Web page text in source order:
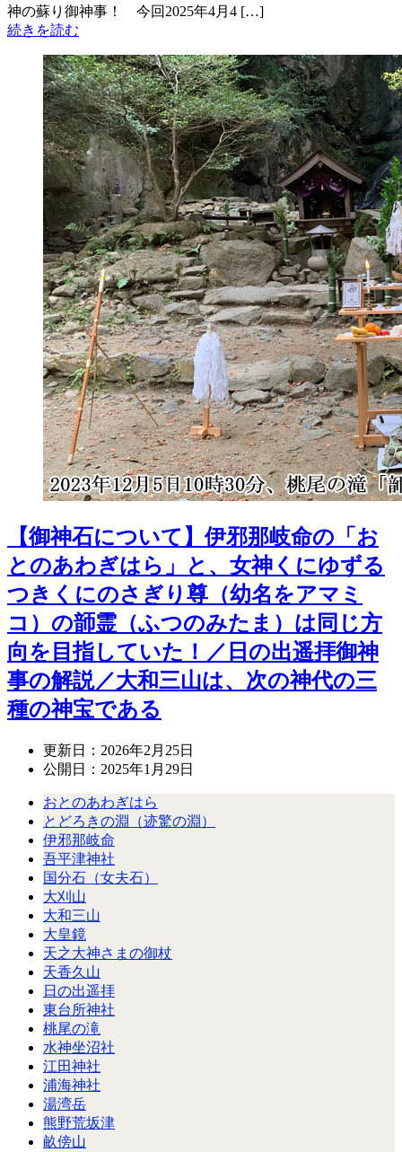
神の蘇り御神事！ 今回2025年4月4 […]
続きを読む
【御神石について】伊邪那岐命の「お
とのあわぎはら」と、女神くにゆずる
つきくにのさぎり尊（幼名をアマミ
コ）の韴霊（ふつのみたま）は同じ方
向を目指していた！／日の出遥拝御神
事の解説／大和三山は、次の神代の三
種の神宝である
更新日： 2026年2月25日
公開日： 2025年1月29日
おとのあわぎはら
とどろきの淵（迹驚の淵）
伊邪那岐命
吾平津神社
国分石（女夫石）
大刈山
大和三山
大皇鏡
天之大神さまの御杖
天香久山
日の出遥拝
東台所神社
桃尾の滝
水神坐沼社
江田神社
浦海神社
湯湾岳
熊野荒坂津
畝傍山